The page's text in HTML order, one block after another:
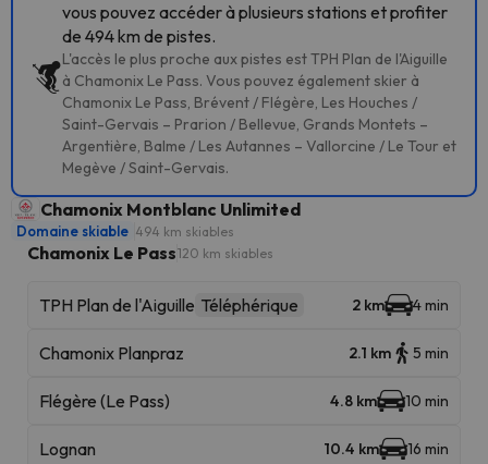
vous pouvez accéder à plusieurs stations et profiter
de 494 km de pistes.
L'accès le plus proche aux pistes est TPH Plan de l'Aiguille
à Chamonix Le Pass. Vous pouvez également skier à
Chamonix Le Pass, Brévent / Flégère, Les Houches /
Saint-Gervais – Prarion / Bellevue, Grands Montets –
Argentière, Balme / Les Autannes – Vallorcine / Le Tour et
Megève / Saint-Gervais.
Chamonix Montblanc Unlimited
Domaine skiable 494 km skiables
Chamonix Le Pass120 km skiables
TPH Plan de l'Aiguille Téléphérique 2 km 4 min
Chamonix Planpraz 2.1 km 5 min
Flégère (Le Pass) 4.8 km 10 min
Lognan 10.4 km 16 min